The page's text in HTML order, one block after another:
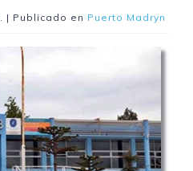
. | Publicado en Puerto Madryn